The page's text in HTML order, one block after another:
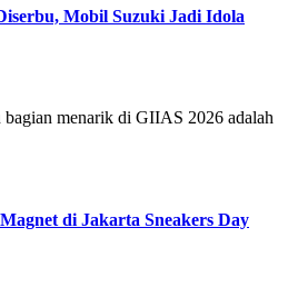
Mobil Suzuki Jadi Idola
menarik di GIIAS 2026 adalah
di Jakarta Sneakers Day